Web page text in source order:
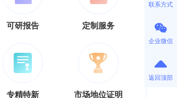
可研报告 定制服务
专精特新 市场地位证明
联系方式
企业微信
返回顶部